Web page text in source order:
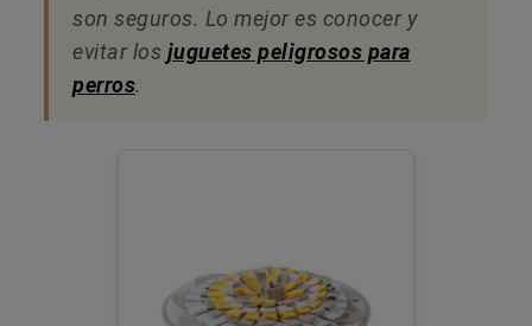
son seguros. Lo mejor es conocer y
evitar los juguetes peligrosos para
perros.